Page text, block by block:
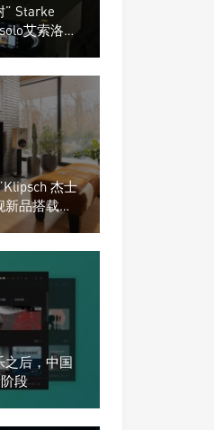
” Starke
艾索洛
杰士
品搭载硬
之后，中国
段